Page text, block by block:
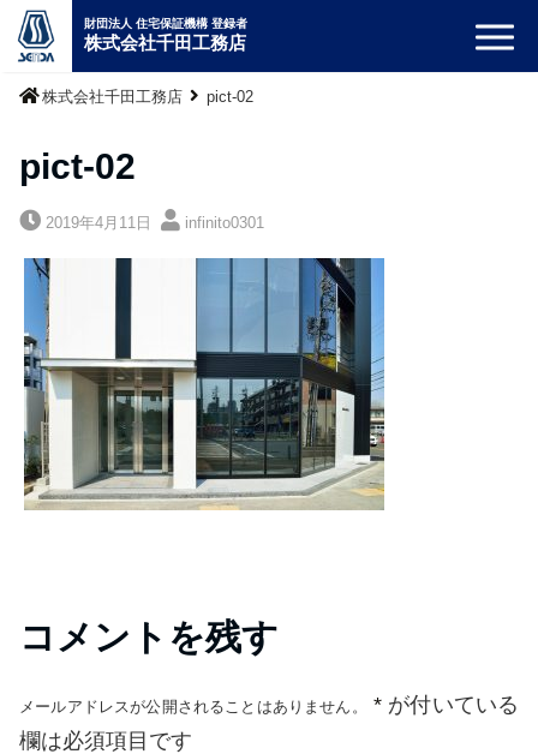
財団法人 住宅保証機構 登録者
株式会社千田工務店
株式会社千田工務店 pict-02
pict-02
2019年4月11日 infinito0301
コメントを残す
メールアドレスが公開されることはありません。 *が付いている
欄は必須項目です